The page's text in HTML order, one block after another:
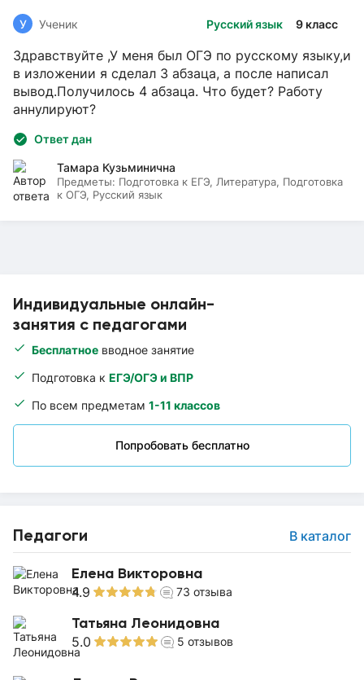
Индивидуальные онлайн-
занятия с педагогами
Бесплатное вводное занятие
Подготовка к ЕГЭ/ОГЭ и ВПР
По всем предметам 1-11 классов
Попробовать бесплатно
Педагоги В каталог
Елена Викторовна
4.9 73 отзыва
Татьяна Леонидовна
5.0 5 отзывов
Русский язык 9 класс
У Ученик
Здравствуйте ,У меня был ОГЭ по русскому языку,и
в изложении я сделал 3 абзаца, а после написал
вывод.Получилось 4 абзаца. Что будет? Работу
аннулируют?
Ответ дан
Тамара Кузьминична
Предметы: Подготовка к ЕГЭ, Литература, Подготовка
к ОГЭ, Русский язык